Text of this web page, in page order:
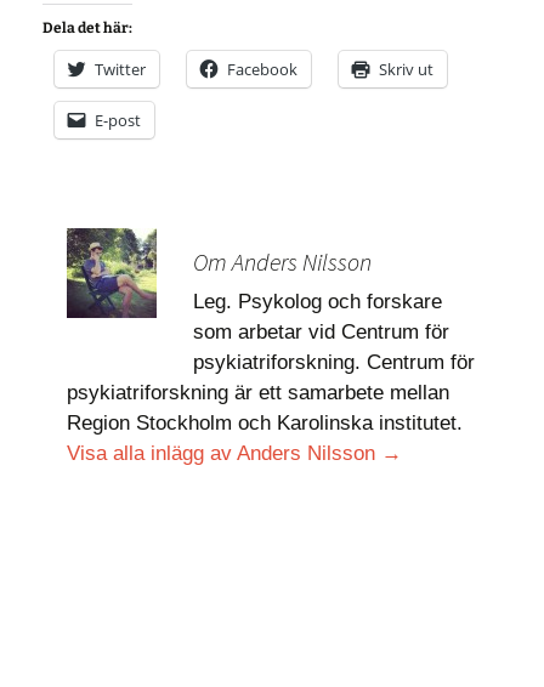
Dela det här:
Twitter Facebook Skriv ut
E-post
Om Anders Nilsson
Leg. Psykolog och forskare
som arbetar vid Centrum för
psykiatriforskning. Centrum för
psykiatriforskning är ett samarbete mellan
Region Stockholm och Karolinska institutet.
Visa alla inlägg av Anders Nilsson →